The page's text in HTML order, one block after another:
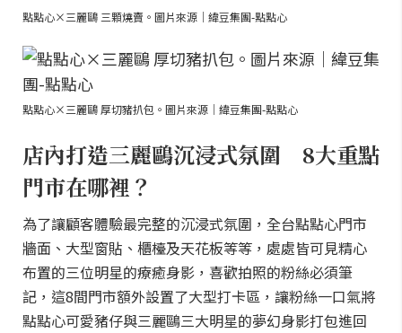
點點心×三麗鷗 三顆燒賣。圖片來源｜緯豆集團-點點心
點點心×三麗鷗 厚切豬扒包。圖片來源｜緯豆集團-點點心
店內打造三麗鷗沉浸式氛圍 8大重點
門市在哪裡？
為了讓顧客體驗最完整的沉浸式氛圍，全台點點心門市
牆面、大型窗貼、櫃檯及天花板等等，處處皆可見精心
布置的三位明星的療癒身影，喜歡拍照的粉絲必須筆
記，這8間門市額外設置了大型打卡區，讓粉絲一口氣將
點點心可愛豬仔與三麗鷗三大明星的夢幻身影打包進回